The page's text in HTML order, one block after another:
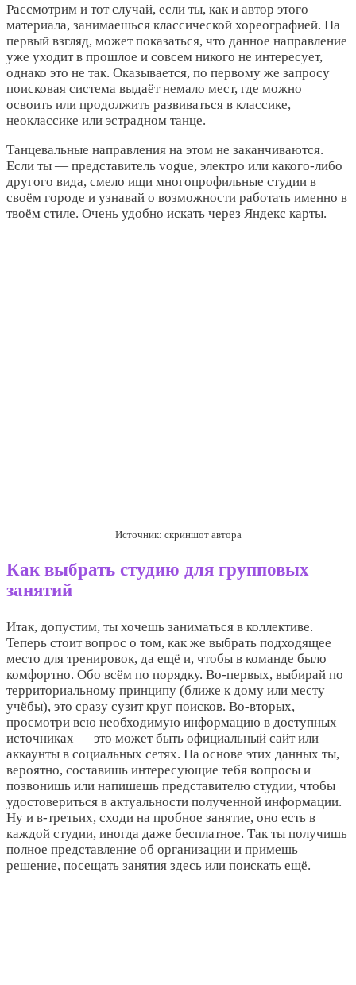
Рассмотрим и тот случай, если ты, как и автор этого
материала, занимаешься классической хореографией. На
первый взгляд, может показаться, что данное направление
уже уходит в прошлое и совсем никого не интересует,
однако это не так. Оказывается, по первому же запросу
поисковая система выдаёт немало мест, где можно
освоить или продолжить развиваться в классике,
неоклассике или эстрадном танце.
Танцевальные направления на этом не заканчиваются.
Если ты ― представитель vogue, электро или какого-либо
другого вида, смело ищи многопрофильные студии в
своём городе и узнавай о возможности работать именно в
твоём стиле. Очень удобно искать через Яндекс карты.
Источник: скриншот автора
Как выбрать студию для групповых
занятий
Итак, допустим, ты хочешь заниматься в коллективе.
Теперь стоит вопрос о том, как же выбрать подходящее
место для тренировок, да ещё и, чтобы в команде было
комфортно. Обо всём по порядку. Во-первых, выбирай по
территориальному принципу (ближе к дому или месту
учёбы), это сразу сузит круг поисков. Во-вторых,
просмотри всю необходимую информацию в доступных
источниках ― это может быть официальный сайт или
аккаунты в социальных сетях. На основе этих данных ты,
вероятно, составишь интересующие тебя вопросы и
позвонишь или напишешь представителю студии, чтобы
удостовериться в актуальности полученной информации.
Ну и в-третьих, сходи на пробное занятие, оно есть в
каждой студии, иногда даже бесплатное. Так ты получишь
полное представление об организации и примешь
решение, посещать занятия здесь или поискать ещё.